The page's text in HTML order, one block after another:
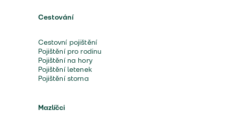
Cestování
Cestovní pojištění
Pojištění pro rodinu
Pojištění na hory
Pojištění letenek
Pojištění storna
Mazlíčci